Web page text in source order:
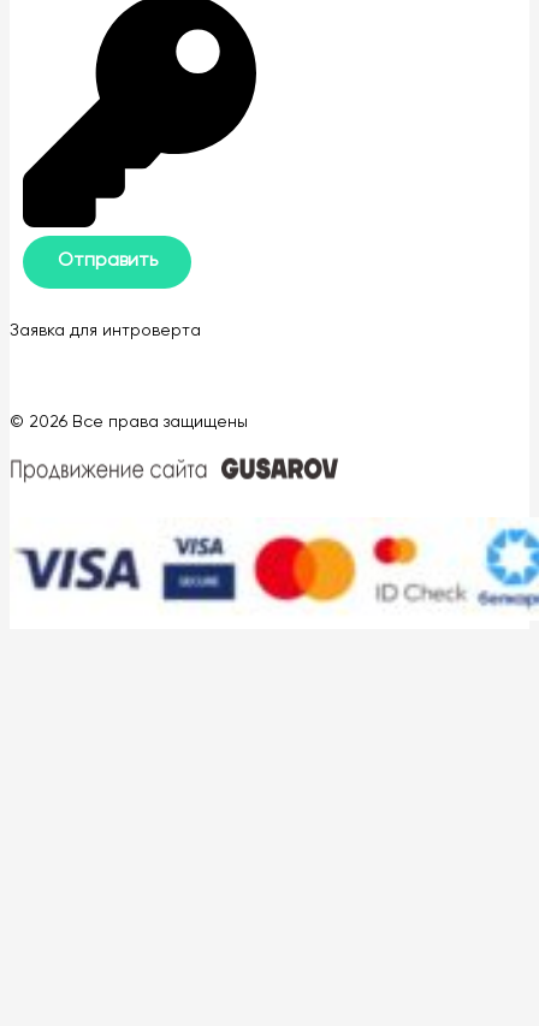
Заявка для интроверта
© 2026 Все права защищены